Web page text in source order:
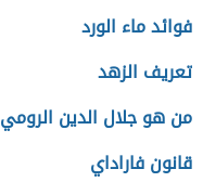
فوائد ماء الورد
تعريف الزهد
من هو جلال الدين الرومي
قانون فاراداي